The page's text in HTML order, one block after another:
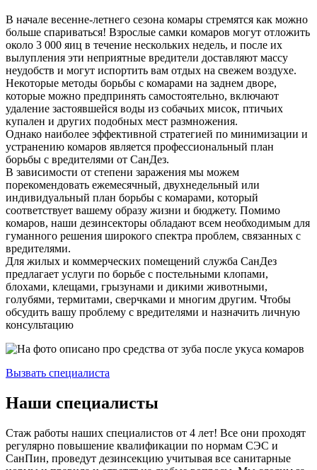
В начале весенне-летнего сезона комары стремятся как можно
больше спариваться! Взрослые самки комаров могут отложить
около 3 000 яиц в течение нескольких недель, и после их
вылупления эти неприятные вредители доставляют массу
неудобств и могут испортить вам отдых на свежем воздухе.
Некоторые методы борьбы с комарами на заднем дворе,
которые можно предпринять самостоятельно, включают
удаление застоявшейся воды из собачьих мисок, птичьих
купален и других подобных мест размножения.
Однако наиболее эффективной стратегией по минимизации и
устранению комаров является профессиональный план
борьбы с вредителями от СанДез.
В зависимости от степени заражения мы можем
порекомендовать ежемесячный, двухнедельный или
индивидуальный план борьбы с комарами, который
соответствует вашему образу жизни и бюджету. Помимо
комаров, наши дезинсекторы обладают всем необходимым для
гуманного решения широкого спектра проблем, связанных с
вредителями.
Для жилых и коммерческих помещений служба СанДез
предлагает услуги по борьбе с постельными клопами,
блохами, клещами, грызунами и дикими животными,
голубями, термитами, сверчками и многим другим. Чтобы
обсудить вашу проблему с вредителями и назначить личную
консультацию
Вызвать специалиста
Наши специалисты
Стаж работы наших специалистов от 4 лет! Все они проходят
регулярно повышение квалификации по нормам СЭС и
СанПин, проведут дезинсекцию учитывая все санитарные